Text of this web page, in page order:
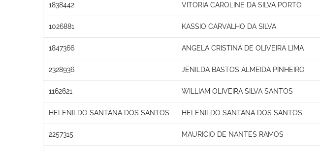
1838442 VITORIA CAROLINE DA SILVA PORTO
1026881 KASSIO CARVALHO DA SILVA
1847366 ANGELA CRISTINA DE OLIVEIRA LIMA
2328936 JENILDA BASTOS ALMEIDA PINHEIRO
1162621 WILLIAM OLIVEIRA SILVA SANTOS
HELENILDO SANTANA DOS SANTOS HELENILDO SANTANA DOS SANTOS
2257315 MAURICIO DE NANTES RAMOS